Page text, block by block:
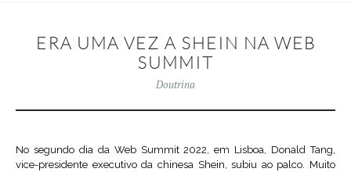
ERA UMA VEZ A SHEIN NA WEB
SUMMIT
Doutrina
No segundo dia da Web Summit 2022, em Lisboa, Donald Tang,
vice-presidente executivo da chinesa Shein, subiu ao palco. Muito